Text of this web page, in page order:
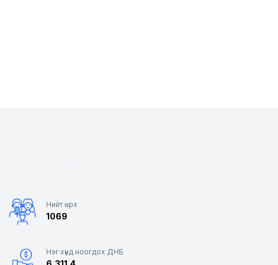
Нийт өрх
1069
Нэг хүнд ноогдох ДНБ